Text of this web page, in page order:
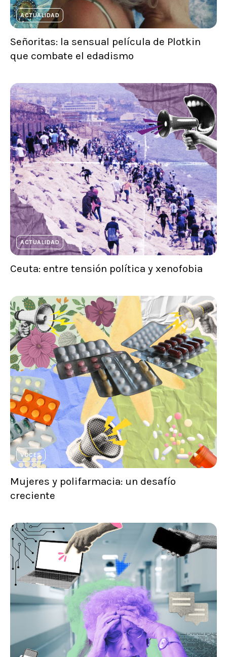
ACTUALIDAD
Señoritas: la sensual película de Plotkin
que combate el edadismo
ACTUALIDAD
Ceuta: entre tensión política y xenofobia
VOCES
Mujeres y polifarmacia: un desafío
creciente